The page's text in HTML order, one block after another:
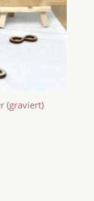
(graviert)